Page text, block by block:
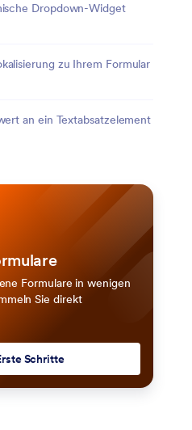
Dropdown-Widget
zu Ihrem Formular
an ein Textabsatzelement
Formulare in wenigen
Sie direkt
Schritte